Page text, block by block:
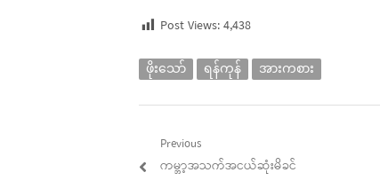
Post Views:4,438
ဖိုးသော် ရန်ကုန် အားကစား
Post
navigation
Previous
Previous
ကမ္ဘာ့အသက်အငယ်ဆုံးမိခင်